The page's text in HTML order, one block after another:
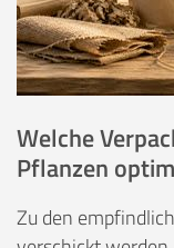
Welche
Pflanzen
Zu den